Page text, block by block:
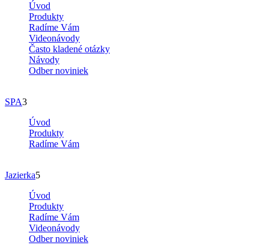
Úvod
Produkty
Radíme Vám
Videonávody
Často kladené otázky
Návody
Odber noviniek
SPA3
Úvod
Produkty
Radíme Vám
Jazierka5
Úvod
Produkty
Radíme Vám
Videonávody
Odber noviniek